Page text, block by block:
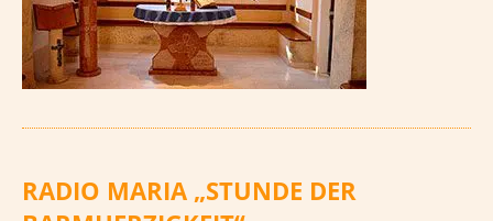
RADIO MARIA „STUNDE DER